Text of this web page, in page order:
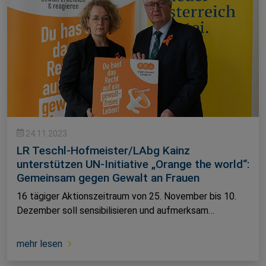
24.11.2023
LR Teschl-Hofmeister/LAbg Kainz
unterstützen UN-Initiative „Orange the world“:
Gemeinsam gegen Gewalt an Frauen
16 tägiger Aktionszeitraum von 25. November bis 10.
Dezember soll sensibilisieren und aufmerksam…
mehr lesen